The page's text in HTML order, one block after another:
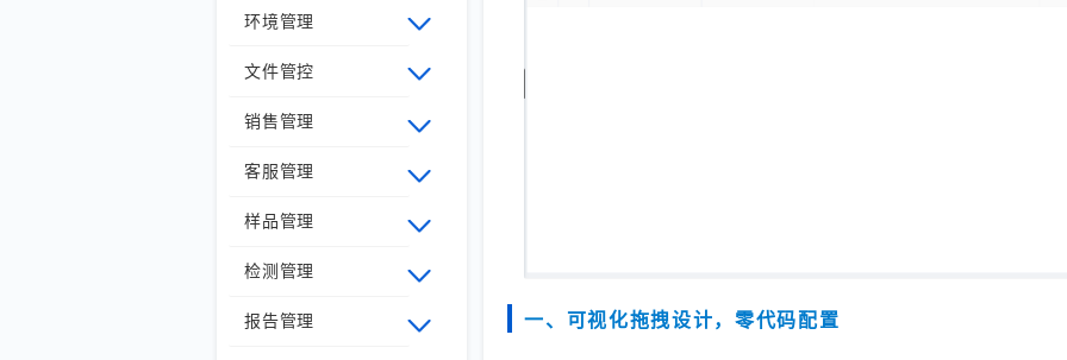
一、可视化拖拽设计，零代码配置
环境管理
文件管控
销售管理
客服管理
样品管理
检测管理
报告管理